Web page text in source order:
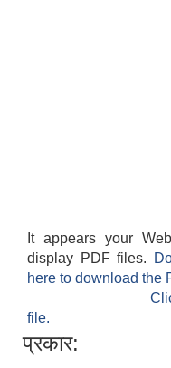
It appears your
display PDF files.
here to download the
file.
प्रकार: